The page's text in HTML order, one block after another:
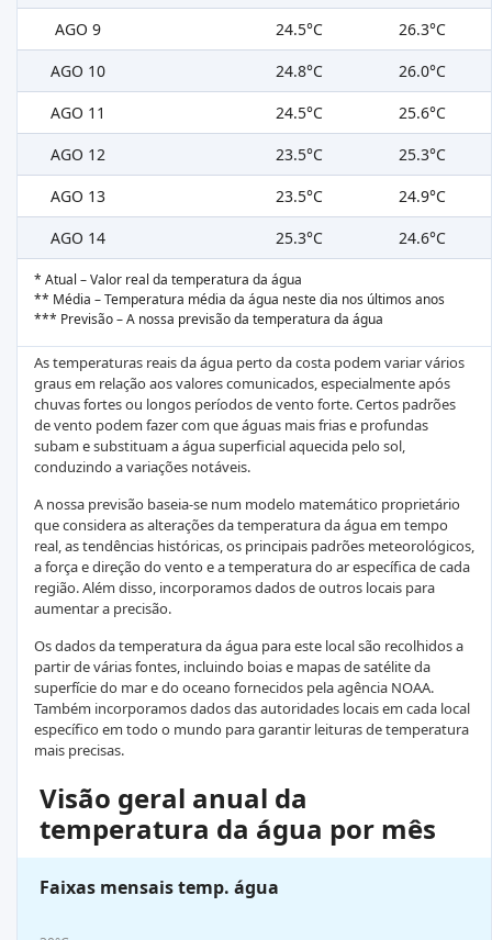
AGO 9
24.5°C
26.3°C
AGO 10
24.8°C
26.0°C
AGO 11
24.5°C
25.6°C
AGO 12
23.5°C
25.3°C
AGO 13
23.5°C
24.9°C
AGO 14
25.3°C 24.6°C
* Atual – Valor real da temperatura da água
** Média – Temperatura média da água neste dia nos últimos anos
*** Previsão – A nossa previsão da temperatura da água
As temperaturas reais da água perto da costa podem variar vários
graus em relação aos valores comunicados, especialmente após
chuvas fortes ou longos períodos de vento forte. Certos padrões
de vento podem fazer com que águas mais frias e profundas
subam e substituam a água superficial aquecida pelo sol,
conduzindo a variações notáveis.
A nossa previsão baseia-se num modelo matemático proprietário
que considera as alterações da temperatura da água em tempo
real, as tendências históricas, os principais padrões meteorológicos,
a força e direção do vento e a temperatura do ar específica de cada
região. Além disso, incorporamos dados de outros locais para
aumentar a precisão.
Os dados da temperatura da água para este local são recolhidos a
partir de várias fontes, incluindo boias e mapas de satélite da
superfície do mar e do oceano fornecidos pela agência NOAA.
Também incorporamos dados das autoridades locais em cada local
específico em todo o mundo para garantir leituras de temperatura
mais precisas.
Visão geral anual da
temperatura da água por mês
Faixas mensais temp. água